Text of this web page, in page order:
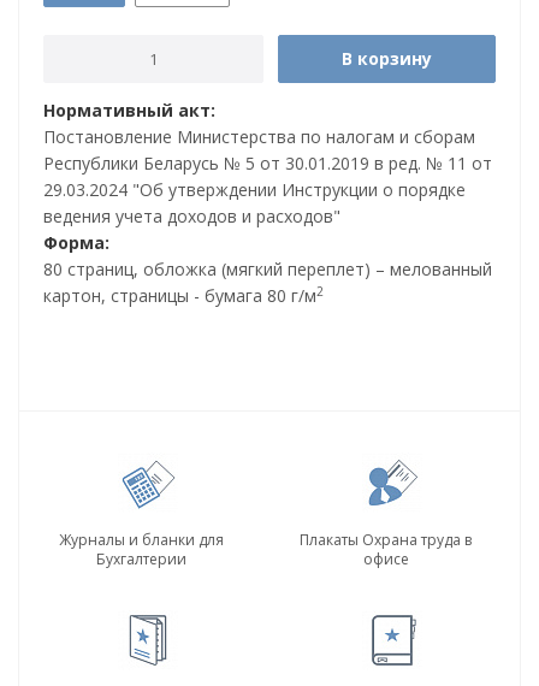
В корзину
Нормативный акт:
Постановление Министерства по налогам и сборам
Республики Беларусь № 5 от 30.01.2019 в ред. № 11 от
29.03.2024 "Об утверждении Инструкции о порядке
ведения учета доходов и расходов"
Форма:
80 страниц, обложка (мягкий переплет) – мелованный
картон, страницы - бумага 80 г/м2
Журналы и бланки для
Бухгалтерии
Плакаты Охрана труда в
офисе